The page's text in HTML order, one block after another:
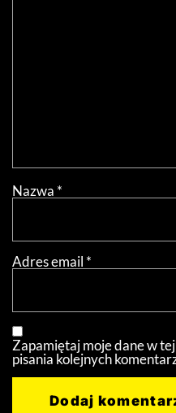
Nazwa *
Adres email *
Zapamiętaj moje dane w
pisania kolejnych